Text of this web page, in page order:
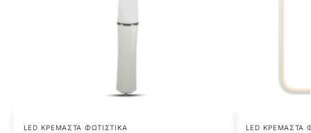
LED ΚΡΕΜΑΣΤΆ ΦΩΤΙΣΤΙΚΆ LED ΚΡΕΜΑΣΤΆ